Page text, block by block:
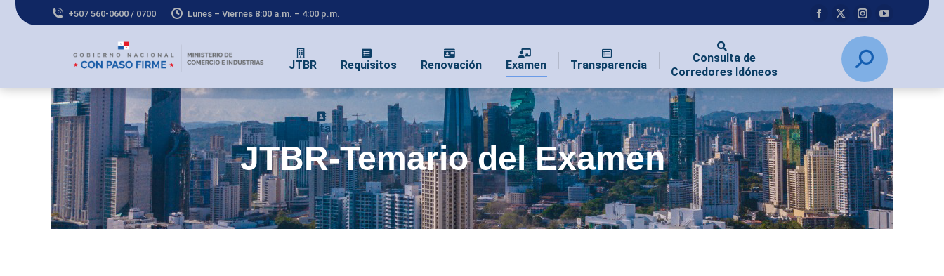
+507 560-0600 / 0700 Lunes – Viernes 8:00 a.m. – 4:00 p.m.
JTBR Requisitos Renovación Examen Transparencia
Consulta de
Corredores Idóneos
Contacto
JTBR-Temario del Examen